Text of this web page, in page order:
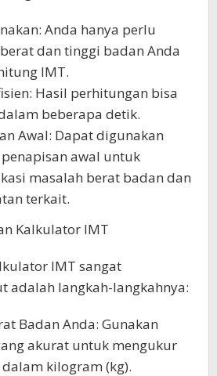
Anda hanya perlu
dan tinggi badan Anda
IMT.
Hasil perhitungan bisa
beberapa detik.
Awal: Dapat digunakan
awal untuk
masalah berat badan dan
terkait.
Kalkulator IMT
IMT sangat
adalah langkah-langkahnya:
Badan Anda: Gunakan
akurat untuk mengukur
kilogram (kg).